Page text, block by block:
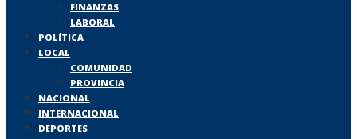
FINANZAS
LABORAL
POLÍTICA
LOCAL
COMUNIDAD
PROVINCIA
NACIONAL
INTERNACIONAL
DEPORTES